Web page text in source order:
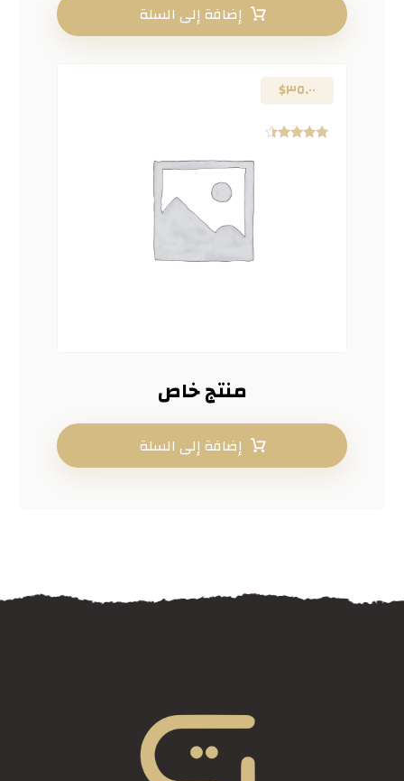
إضافة إلى السلة
منتج خاص
$٣٥.٠٠
إضافة إلى السلة